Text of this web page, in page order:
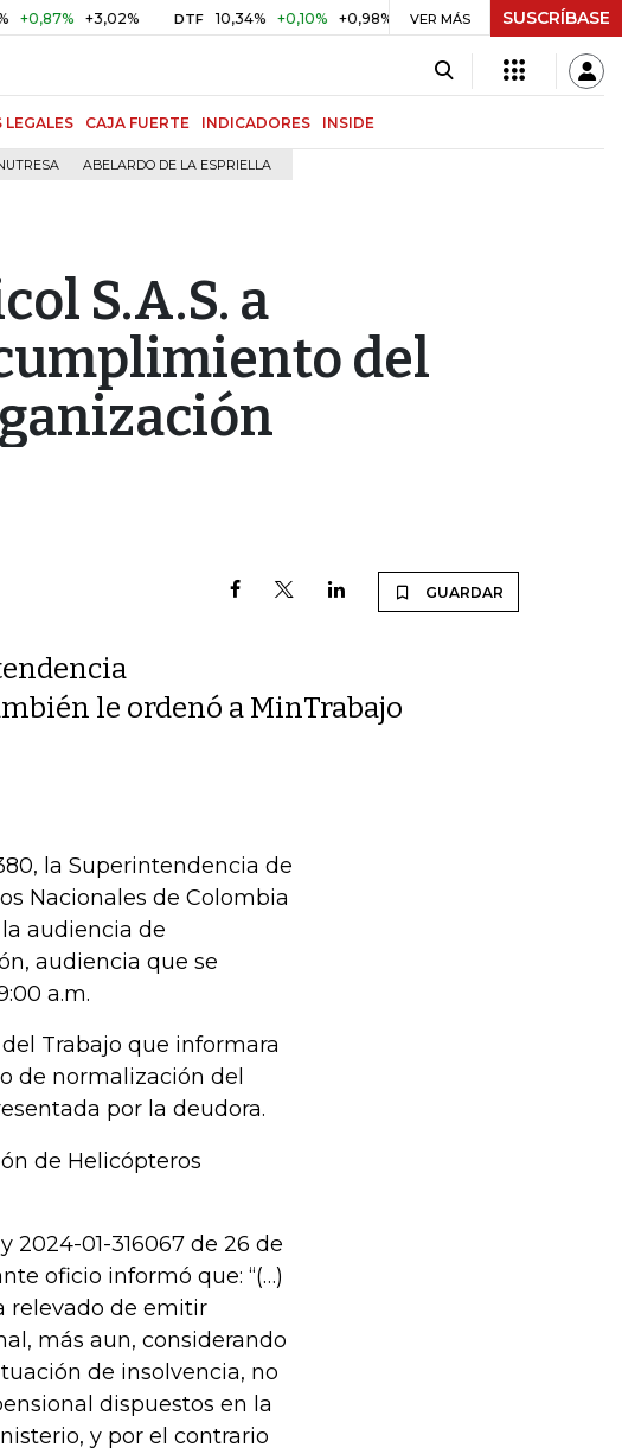
+3,02% DTF 10,34% +0,10% +0,98% UVR $ 416,91 +$ 0,05 +0,01%
VER MÁS SUSCRÍBASE
CAJA FUERTE INDICADORES INSIDE
ABELARDO DE LA ESPRIELLA
S.A.S. a
del
GUARDAR
le ordenó a MinTrabajo
la Superintendencia de
Nacionales de Colombia
la audiencia de
audiencia que se
a.m.
Trabajo que informara
de normalización del
por la deudora.
de Helicópteros
2024-01-316067 de 26 de
oficio informó que: “(…)
relevado de emitir
más aun, considerando
de insolvencia, no
dispuestos en la
y por el contrario